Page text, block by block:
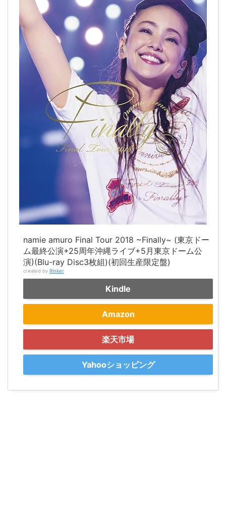
namie amuro Final Tour 2018 ~Finally~ (東京ドー
ム最終公演+25周年沖縄ライブ+5月東京ドーム公
演)(Blu-ray Disc3枚組)(初回生産限定盤)
created by Rinker
Kindle
Amazon
楽天市場
Yahooショッピング